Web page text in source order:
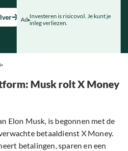
Ad Investeren is risicovol. Je kunt je
inleg verliezen.
Musk rolt X Money
Elon Musk, is begonnen met de
betaaldienst X Money.
betalingen, sparen en een